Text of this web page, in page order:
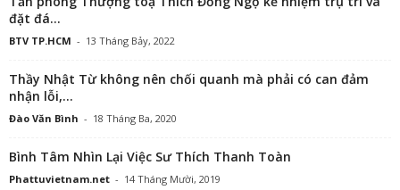
đặt đá...
BTV TP.HCM - 13 Tháng Bảy, 2022
Thầy Nhật Từ không nên chối quanh mà phải có can đảm
nhận lỗi,...
Đào Văn Bình - 18 Tháng Ba, 2020
Bình Tâm Nhìn Lại Việc Sư Thích Thanh Toàn
Phattuvietnam.net - 14 Tháng Mười, 2019